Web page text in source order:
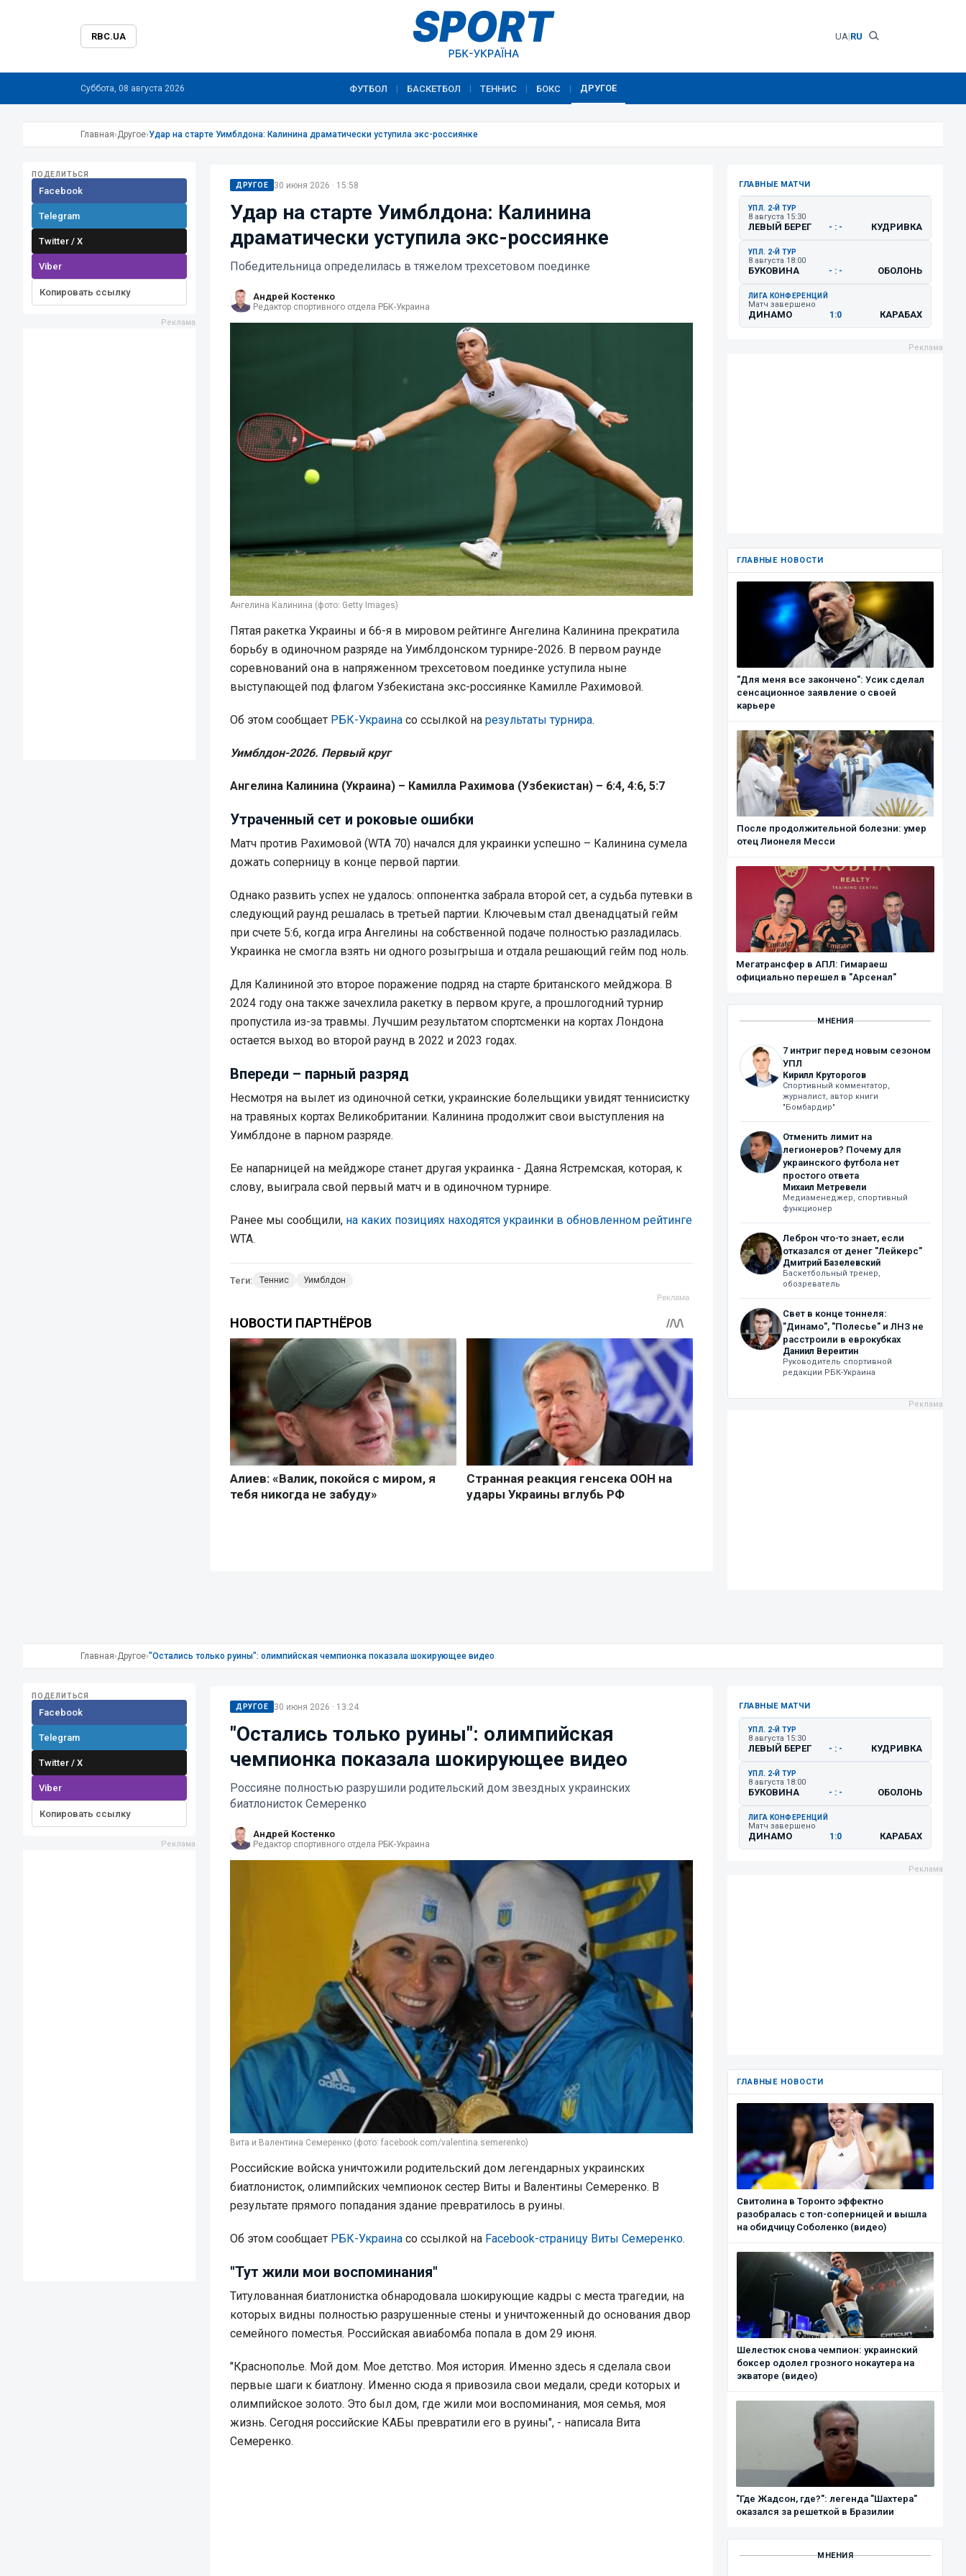
RBC.UA UA|RU
Суббота, 08 августа 2026 ФУТБОЛ БАСКЕТБОЛ ТЕННИС БОКС ДРУГОЕ
Главная›Другое›Удар на старте Уимблдона: Калинина драматически уступила экс-россиянке
ПОДЕЛИТЬСЯ
Facebook
Telegram
Twitter / X
Viber
Копировать ссылку
ДРУГОЕ 30 июня 2026 · 15:58
Удар на старте Уимблдона: Калинина
драматически уступила экс-россиянке
Победительница определилась в тяжелом трехсетовом поединке
Андрей Костенко
Редактор спортивного отдела РБК-Украина
Ангелина Калинина (фото: Getty Images)
Пятая ракетка Украины и 66-я в мировом рейтинге Ангелина Калинина прекратила
борьбу в одиночном разряде на Уимблдонском турнире-2026. В первом раунде
соревнований она в напряженном трехсетовом поединке уступила ныне
выступающей под флагом Узбекистана экс-россиянке Камилле Рахимовой.
Об этом сообщает РБК-Украина со ссылкой на результаты турнира.
Уимблдон-2026. Первый круг
Ангелина Калинина (Украина) – Камилла Рахимова (Узбекистан) – 6:4, 4:6, 5:7
Утраченный сет и роковые ошибки
Матч против Рахимовой (WTA 70) начался для украинки успешно – Калинина сумела
дожать соперницу в конце первой партии.
Однако развить успех не удалось: оппонентка забрала второй сет, а судьба путевки в
следующий раунд решалась в третьей партии. Ключевым стал двенадцатый гейм
при счете 5:6, когда игра Ангелины на собственной подаче полностью разладилась.
Украинка не смогла взять ни одного розыгрыша и отдала решающий гейм под ноль.
Для Калининой это второе поражение подряд на старте британского мейджора. В
2024 году она также зачехлила ракетку в первом круге, а прошлогодний турнир
пропустила из-за травмы. Лучшим результатом спортсменки на кортах Лондона
остается выход во второй раунд в 2022 и 2023 годах.
Впереди – парный разряд
Несмотря на вылет из одиночной сетки, украинские болельщики увидят теннисистку
на травяных кортах Великобритании. Калинина продолжит свои выступления на
Уимблдоне в парном разряде.
Ее напарницей на мейджоре станет другая украинка - Даяна Ястремская, которая, к
слову, выиграла свой первый матч и в одиночном турнире.
Ранее мы сообщили, на каких позициях находятся украинки в обновленном рейтинге
WTA.
Теги: Теннис Уимблдон
ГЛАВНЫЕ МАТЧИ
УПЛ. 2-Й ТУР
8 августа 15:30
ЛЕВЫЙ БЕРЕГ - : - КУДРИВКА
УПЛ. 2-Й ТУР
8 августа 18:00
БУКОВИНА - : - ОБОЛОНЬ
ЛИГА КОНФЕРЕНЦИЙ
Матч завершено
ДИНАМО 1:0 КАРАБАХ
ГЛАВНЫЕ НОВОСТИ
"Для меня все закончено": Усик сделал
сенсационное заявление о своей
карьере
После продолжительной болезни: умер
отец Лионеля Месси
Мегатрансфер в АПЛ: Гимараеш
официально перешел в "Арсенал"
МНЕНИЯ
7 интриг перед новым сезоном
УПЛ
Кирилл Круторогов
Спортивный комментатор,
журналист, автор книги
"Бомбардир"
Отменить лимит на
легионеров? Почему для
украинского футбола нет
простого ответа
Михаил Метревели
Медиаменеджер, спортивный
функционер
Леброн что-то знает, если
отказался от денег "Лейкерс"
Дмитрий Базелевский
Баскетбольный тренер,
обозреватель
Свет в конце тоннеля:
"Динамо", "Полесье" и ЛНЗ не
расстроили в еврокубках
Даниил Вереитин
Руководитель спортивной
редакции РБК-Украина
Главная›Другое›"Остались только руины": олимпийская чемпионка показала шокирующее видео
ПОДЕЛИТЬСЯ
Facebook
Telegram
Twitter / X
Viber
Копировать ссылку
ДРУГОЕ 30 июня 2026 · 13:24
"Остались только руины": олимпийская
чемпионка показала шокирующее видео
Россияне полностью разрушили родительский дом звездных украинских
биатлонисток Семеренко
Андрей Костенко
Редактор спортивного отдела РБК-Украина
Вита и Валентина Семеренко (фото: facebook.com/valentina.semerenko)
Российские войска уничтожили родительский дом легендарных украинских
биатлонисток, олимпийских чемпионок сестер Виты и Валентины Семеренко. В
результате прямого попадания здание превратилось в руины.
Об этом сообщает РБК-Украина со ссылкой на Facebook-страницу Виты Семеренко.
"Тут жили мои воспоминания"
Титулованная биатлонистка обнародовала шокирующие кадры с места трагедии, на
которых видны полностью разрушенные стены и уничтоженный до основания двор
семейного поместья. Российская авиабомба попала в дом 29 июня.
"Краснополье. Мой дом. Мое детство. Моя история. Именно здесь я сделала свои
первые шаги к биатлону. Именно сюда я привозила свои медали, среди которых и
олимпийское золото. Это был дом, где жили мои воспоминания, моя семья, моя
жизнь. Сегодня российские КАБы превратили его в руины", - написала Вита
Семеренко.
ГЛАВНЫЕ МАТЧИ
УПЛ. 2-Й ТУР
8 августа 15:30
ЛЕВЫЙ БЕРЕГ - : - КУДРИВКА
УПЛ. 2-Й ТУР
8 августа 18:00
БУКОВИНА - : - ОБОЛОНЬ
ЛИГА КОНФЕРЕНЦИЙ
Матч завершено
ДИНАМО 1:0 КАРАБАХ
ГЛАВНЫЕ НОВОСТИ
Свитолина в Торонто эффектно
разобралась с топ-соперницей и вышла
на обидчицу Соболенко (видео)
Шелестюк снова чемпион: украинский
боксер одолел грозного нокаутера на
экваторе (видео)
"Где Жадсон, где?": легенда "Шахтера"
оказался за решеткой в Бразилии
МНЕНИЯ